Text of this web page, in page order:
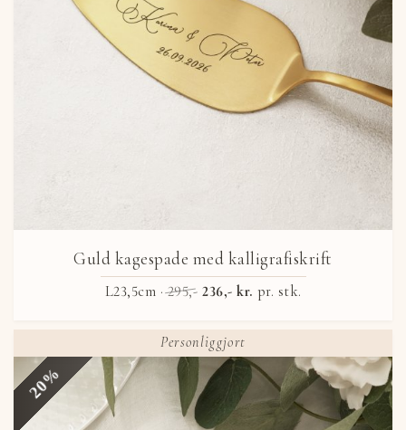
Guld kagespade med kalligrafiskrift
L23,5cm ·295,- 236,- kr. pr. stk.
20%
Personliggjort